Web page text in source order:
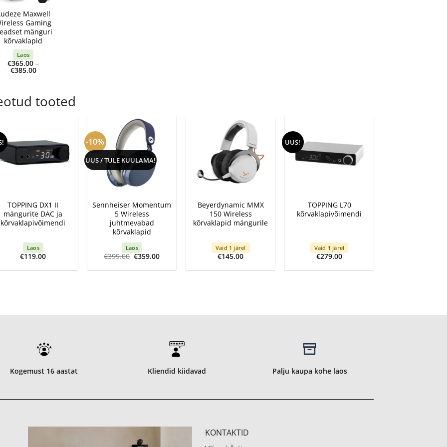
Maxwell
Gaming
mänguri
kõrvaklapid
Laos
€365.00 –
€385.00Price
€385.00
tooted
TOPPING DX1 II
mängurite DAC ja
kõrvaklapivõimendi
Laos
€119.00
-10%
UUS / TULE KUULAMA!
Sennheiser Momentum
5 Wireless
juhtmevabad
kõrvaklapid
Laos
€399.00 Algne
oli:
€359.00Current
is:
Beyerdynamic MMX
150 Wireless
kõrvaklapid mängurile
Vaid 1 järel
€145.00
UUS!
TOPPING L70
kõrvaklapivõimendi
Vaid 1 järel
€279.00
Kogemust 16 aastat Kliendid kiidavad Palju kaupa kohe laos
KONTAKTID